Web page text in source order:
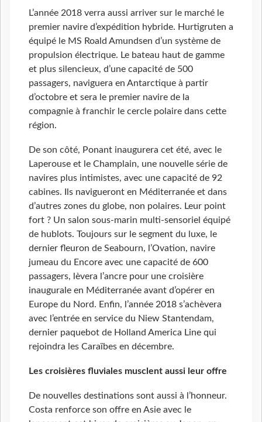
L’année 2018 verra aussi arriver sur le marché le
premier navire d’expédition hybride. Hurtigruten a
équipé le MS Roald Amundsen d’un système de
propulsion électrique. Le bateau haut de gamme
et plus silencieux, d’une capacité de 500
passagers, naviguera en Antarctique à partir
d’octobre et sera le premier navire de la
compagnie à franchir le cercle polaire dans cette
région.
De son côté, Ponant inaugurera cet été, avec le
Laperouse et le Champlain, une nouvelle série de
navires plus intimistes, avec une capacité de 92
cabines. Ils navigueront en Méditerranée et dans
d’autres zones du globe, non polaires. Leur point
fort ? Un salon sous-marin multi-sensoriel équipé
de hublots. Toujours sur le segment du luxe, le
dernier fleuron de Seabourn, l’Ovation, navire
jumeau du Encore avec une capacité de 600
passagers, lèvera l’ancre pour une croisière
inaugurale en Méditerranée avant d’opérer en
Europe du Nord. Enfin, l’année 2018 s’achèvera
avec l’entrée en service du Niew Stantendam,
dernier paquebot de Holland America Line qui
rejoindra les Caraïbes en décembre.
Les croisières fluviales musclent aussi leur offre
De nouvelles destinations sont aussi à l’honneur.
Costa renforce son offre en Asie avec le